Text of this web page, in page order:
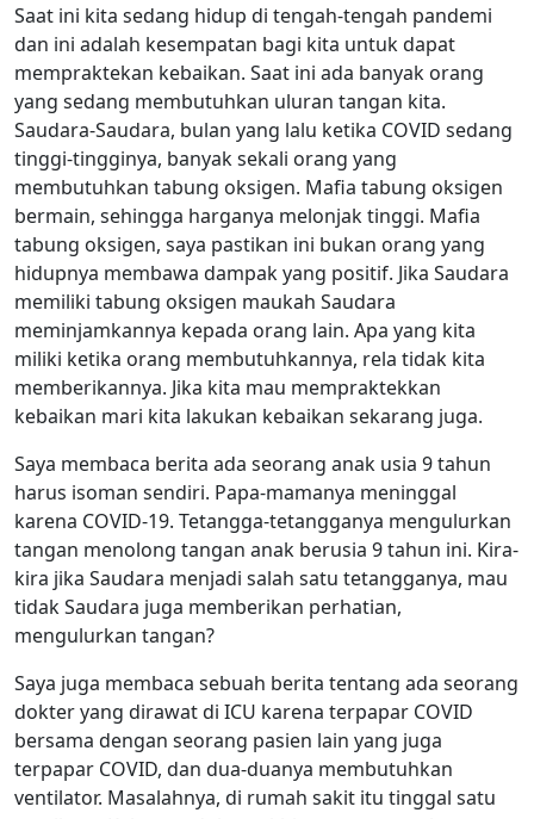
Saat ini kita sedang hidup di tengah-tengah pandemi
dan ini adalah kesempatan bagi kita untuk dapat
mempraktekan kebaikan. Saat ini ada banyak orang
yang sedang membutuhkan uluran tangan kita.
Saudara-Saudara, bulan yang lalu ketika COVID sedang
tinggi-tingginya, banyak sekali orang yang
membutuhkan tabung oksigen. Mafia tabung oksigen
bermain, sehingga harganya melonjak tinggi. Mafia
tabung oksigen, saya pastikan ini bukan orang yang
hidupnya membawa dampak yang positif. Jika Saudara
memiliki tabung oksigen maukah Saudara
meminjamkannya kepada orang lain. Apa yang kita
miliki ketika orang membutuhkannya, rela tidak kita
memberikannya. Jika kita mau mempraktekkan
kebaikan mari kita lakukan kebaikan sekarang juga.
Saya membaca berita ada seorang anak usia 9 tahun
harus isoman sendiri. Papa-mamanya meninggal
karena COVID-19. Tetangga-tetangganya mengulurkan
tangan menolong tangan anak berusia 9 tahun ini. Kira-
kira jika Saudara menjadi salah satu tetangganya, mau
tidak Saudara juga memberikan perhatian,
mengulurkan tangan?
Saya juga membaca sebuah berita tentang ada seorang
dokter yang dirawat di ICU karena terpapar COVID
bersama dengan seorang pasien lain yang juga
terpapar COVID, dan dua-duanya membutuhkan
ventilator. Masalahnya, di rumah sakit itu tinggal satu